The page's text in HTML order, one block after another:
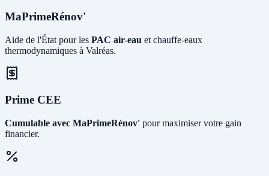
MaPrimeRénov'
Aide de l'État pour les PAC air-eau et chauffe-eaux
thermodynamiques à Valréas.
Prime CEE
Cumulable avec MaPrimeRénov' pour maximiser votre gain
financier.